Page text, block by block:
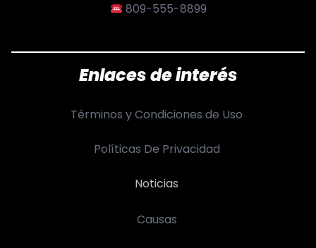
809-555-8899
Enlaces de interés
Términos y Condiciones de Uso
Políticas De Privacidad
Noticias
Causas